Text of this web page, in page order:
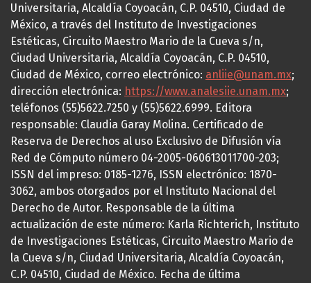
Universitaria, Alcaldía Coyoacán, C.P. 04510, Ciudad de
México, a través del Instituto de Investigaciones
Estéticas, Circuito Maestro Mario de la Cueva s/n,
Ciudad Universitaria, Alcaldía Coyoacán, C.P. 04510,
Ciudad de México, correo electrónico: anliie@unam.mx;
dirección electrónica: https://www.analesiie.unam.mx;
teléfonos (55)5622.7250 y (55)5622.6999. Editora
responsable: Claudia Garay Molina. Certificado de
Reserva de Derechos al uso Exclusivo de Difusión vía
Red de Cómputo número 04-2005-060613011700-203;
ISSN del impreso: 0185-1276, ISSN electrónico: 1870-
3062, ambos otorgados por el Instituto Nacional del
Derecho de Autor. Responsable de la última
actualización de este número: Karla Richterich, Instituto
de Investigaciones Estéticas, Circuito Maestro Mario de
la Cueva s/n, Ciudad Universitaria, Alcaldía Coyoacán,
C.P. 04510, Ciudad de México. Fecha de última